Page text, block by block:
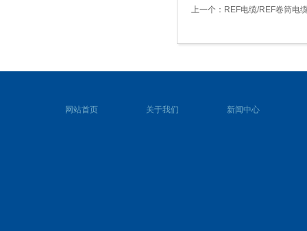
上一个： REF电缆/REF卷筒电
网站首页 关于我们 新闻中心